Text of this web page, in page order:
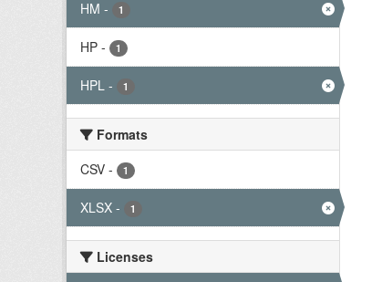
HM - 1
HP - 1
HPL - 1
Formats
CSV - 1
XLSX - 1
Licenses